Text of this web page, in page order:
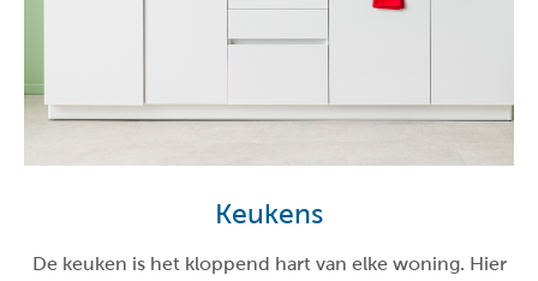
Keukens
De keuken is het kloppend hart van elke woning. Hier